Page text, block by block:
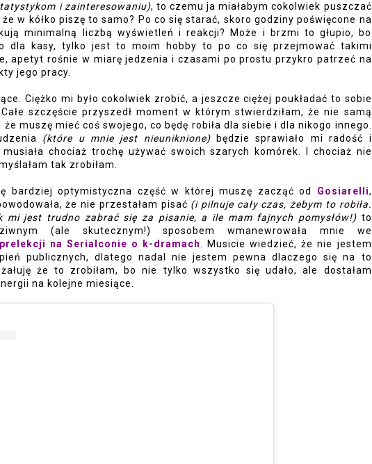
i zainteresowaniu), to czemu ja miałabym cokolwiek puszczać
w kółko piszę to samo? Po co się starać, skoro godziny poświęcone na
minimalną liczbą wyświetleń i reakcji? Może i brzmi to głupio, bo
dla kasy, tylko jest to moim hobby to po co się przejmować takimi
apetyt rośnie w miarę jedzenia i czasami po prostu przykro patrzeć na
jego pracy.
Ciężko mi było cokolwiek zrobić, a jeszcze ciężej poukładać to sobie
szczęście przyszedł moment w którym stwierdziłam, że nie samą
muszę mieć coś swojego, co będę robiła dla siebie i dla nikogo innego.
(które u mnie jest nieuniknione) będzie sprawiało mi radość i
chociaż trochę używać swoich szarych komórek. I chociaż nie
tak zrobiłam.
bardziej optymistyczna część w której muszę zacząć od Gosiarelli,
że nie przestałam pisać (i pilnuje cały czas, żebym to robiła.
mi jest trudno zabrać się za pisanie, a ile mam fajnych pomysłów!) to
na Serialconie o k-dramach
. Musicie wiedzieć, że nie jestem
publicznych, dlatego nadal nie jestem pewna dlaczego się na to
że to zrobiłam, bo nie tylko wszystko się udało, ale dostałam
na kolejne miesiące.